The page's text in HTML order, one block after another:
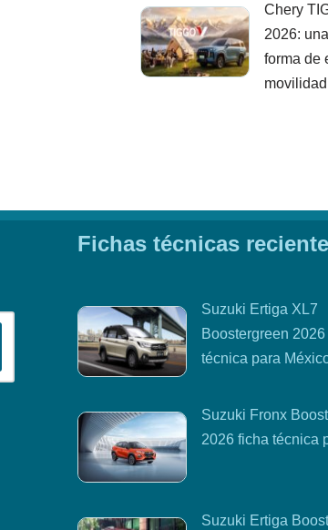
Chery
2026:
forma de
Fichas técnicas
Suzuki Ertiga XL7
Boostergreen 2026
técnica para
Suzuki Fronx
2026 ficha técnica
Suzuki Ertiga